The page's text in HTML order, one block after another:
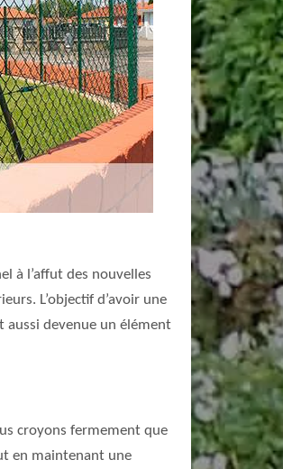
à l’affut des nouvelles
L’objectif d’avoir une
aussi devenue un élément
croyons fermement que
en maintenant une